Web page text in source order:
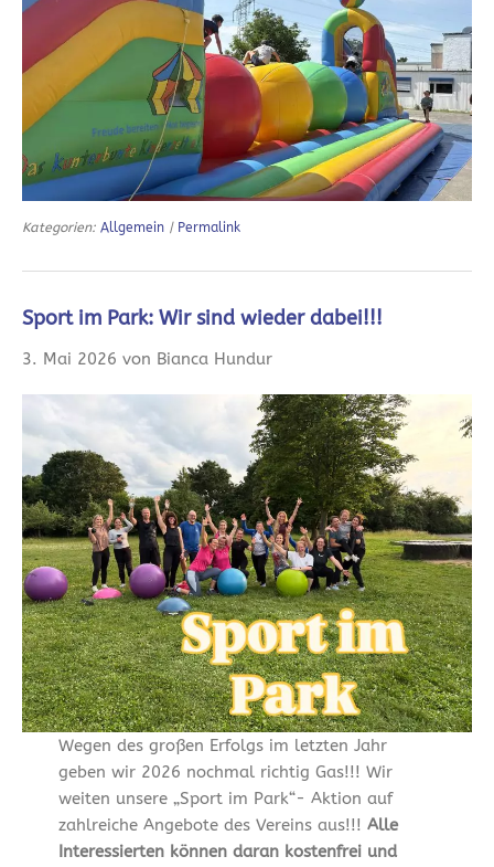
Kategorien: Allgemein | Permalink
Sport im Park: Wir sind wieder dabei!!!
3. Mai 2026 von Bianca Hundur
Wegen des großen Erfolgs im letzten Jahr
geben wir 2026 nochmal richtig Gas!!! Wir
weiten unsere „Sport im Park“- Aktion auf
zahlreiche Angebote des Vereins aus!!! Alle
Interessierten können daran kostenfrei und